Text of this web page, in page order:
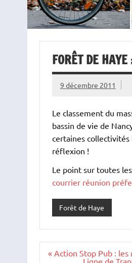
FORÊT DE
9 décembre 2011
Le classement du
bassin de vie de
certaines collectivités
réflexion !
Le point sur toutes
courrier réunion
Forêt de Haye
Navigation
« Action Stop Pub : les
Ligne de